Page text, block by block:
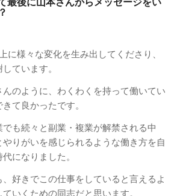
に様々な変化を生み出してくださり、
ています。
のように、わくわくを持って働いてい
て良かったです。
でも続々と副業・複業が解禁される中
やりがいを感じられるような働き方を自
になりました。
好きでこの仕事をしていると言えるよ
いくための同志だと思います。